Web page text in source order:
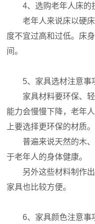
4、选购老年人床的
老年人来说床以硬床
度不宜过高和过低。床
间。
5、家具选材注意事
家具材料要环保、轻
能力会慢慢下降，老年
上要选择更环保的材质。
普遍来说天然的木、
于老年人的身体健康。
另外这些材料制作出
家具也比较方便。
6、家具颜色注意事